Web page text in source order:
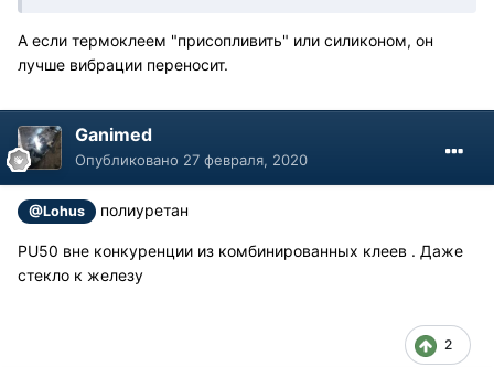
А если термоклеем "присопливить" или силиконом, он
лучше вибрации переносит.
Ganimed
Опубликовано 27 февраля, 2020
@Lohus полиуретан
PU50 вне конкуренции из комбинированных клеев . Даже
стекло к железу
2